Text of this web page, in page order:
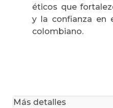
éticos que
y la confianza en
colombiano.
Más detalles